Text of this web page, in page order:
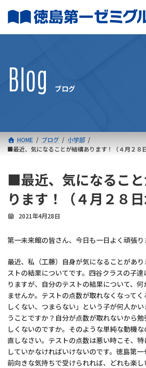
ン
ー
Blog ブログ
HOME ブログ
小学部
■最近、気になることが結構あります！（４月２８
■最近、気になるこ
ります！（４月２８日
2021年4月28日
第一未来館の皆さん、今日も一日よく頑張り
最近、私（工藤）自身が気になることがあ
ストの結果についてです。四谷クラスの子
りますが、自分のテストの結果について、
ませんか。テストの点数が取れなくなって
しくない、つまらない」という子が何人か
うことですか？自分が点数が取れないから
しくないのですか。そのような単純な動機
直しなさい。テストの点数は悪い時こそ、
していかなければいけないのです。徳島第
前向きな気持ちで受けられれば、どれも楽し